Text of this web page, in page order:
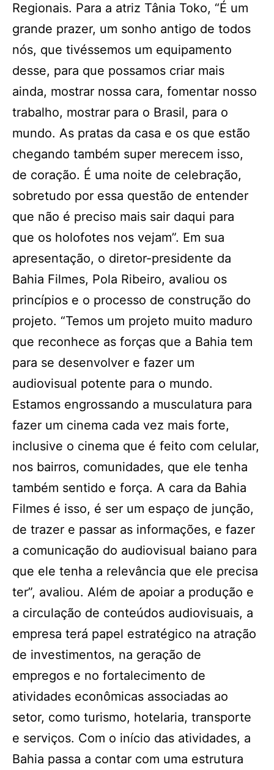
Regionais. Para a atriz Tânia Toko, “É um
grande prazer, um sonho antigo de todos
nós, que tivéssemos um equipamento
desse, para que possamos criar mais
ainda, mostrar nossa cara, fomentar nosso
trabalho, mostrar para o Brasil, para o
mundo. As pratas da casa e os que estão
chegando também super merecem isso,
de coração. É uma noite de celebração,
sobretudo por essa questão de entender
que não é preciso mais sair daqui para
que os holofotes nos vejam”. Em sua
apresentação, o diretor-presidente da
Bahia Filmes, Pola Ribeiro, avaliou os
princípios e o processo de construção do
projeto. “Temos um projeto muito maduro
que reconhece as forças que a Bahia tem
para se desenvolver e fazer um
audiovisual potente para o mundo.
Estamos engrossando a musculatura para
fazer um cinema cada vez mais forte,
inclusive o cinema que é feito com celular,
nos bairros, comunidades, que ele tenha
também sentido e força. A cara da Bahia
Filmes é isso, é ser um espaço de junção,
de trazer e passar as informações, e fazer
a comunicação do audiovisual baiano para
que ele tenha a relevância que ele precisa
ter”, avaliou. Além de apoiar a produção e
a circulação de conteúdos audiovisuais, a
empresa terá papel estratégico na atração
de investimentos, na geração de
empregos e no fortalecimento de
atividades econômicas associadas ao
setor, como turismo, hotelaria, transporte
e serviços. Com o início das atividades, a
Bahia passa a contar com uma estrutura